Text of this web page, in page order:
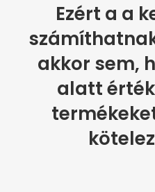
Ezért a a
akkor sem,
alatt